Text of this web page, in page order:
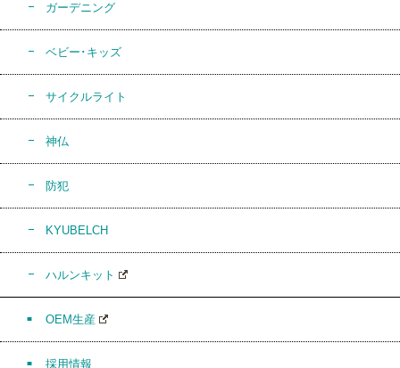
ガーデニング
ベビー･キッズ
サイクルライト
神仏
防犯
KYUBELCH
ハルンキット
OEM生産
採用情報